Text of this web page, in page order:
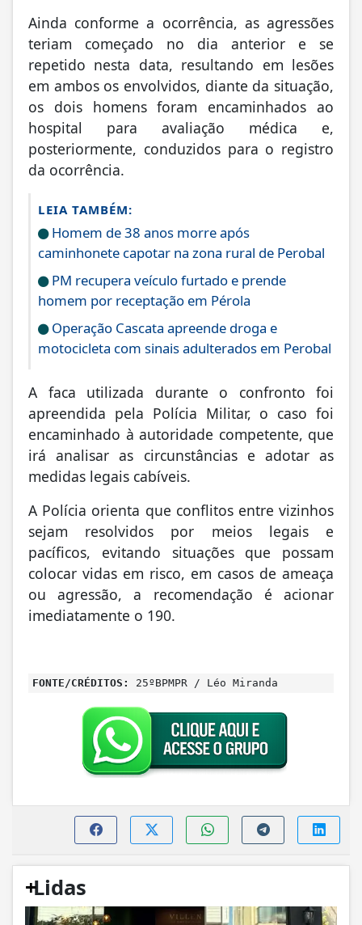
Ainda conforme a ocorrência, as agressões
teriam começado no dia anterior e se
repetido nesta data, resultando em lesões
em ambos os envolvidos, diante da situação,
os dois homens foram encaminhados ao
hospital para avaliação médica e,
posteriormente, conduzidos para o registro
da ocorrência.
LEIA TAMBÉM:
Homem de 38 anos morre após
caminhonete capotar na zona rural de Perobal
PM recupera veículo furtado e prende
homem por receptação em Pérola
Operação Cascata apreende droga e
motocicleta com sinais adulterados em Perobal
A faca utilizada durante o confronto foi
apreendida pela Polícia Militar, o caso foi
encaminhado à autoridade competente, que
irá analisar as circunstâncias e adotar as
medidas legais cabíveis.
A Polícia orienta que conflitos entre vizinhos
sejam resolvidos por meios legais e
pacíficos, evitando situações que possam
colocar vidas em risco, em casos de ameaça
ou agressão, a recomendação é acionar
imediatamente o 190.
FONTE/CRÉDITOS: 25ºBPMPR / Léo Miranda
+
Lidas